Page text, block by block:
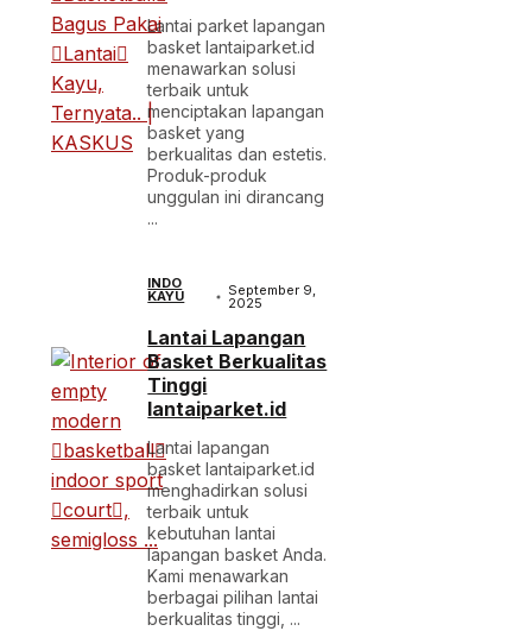
Lantai parket lapangan
basket lantaiparket.id
menawarkan solusi
terbaik untuk
menciptakan lapangan
basket yang
berkualitas dan estetis.
Produk-produk
unggulan ini dirancang
...
INDO
KAYU September 9,
2025
Lantai Lapangan
Basket Berkualitas
Tinggi
lantaiparket.id
Lantai lapangan
basket lantaiparket.id
menghadirkan solusi
terbaik untuk
kebutuhan lantai
lapangan basket Anda.
Kami menawarkan
berbagai pilihan lantai
berkualitas tinggi, ...